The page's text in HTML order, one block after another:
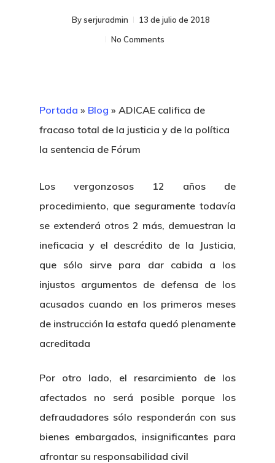
Byserjuradmin
13 de julio de 2018
No Comments
Portada » Blog » ADICAE califica de
fracaso total de la justicia y de la política
la sentencia de Fórum
Los vergonzosos 12 años de
procedimiento, que seguramente todavía
se extenderá otros 2 más, demuestran la
ineficacia y el descrédito de la Justicia,
que sólo sirve para dar cabida a los
injustos argumentos de defensa de los
acusados cuando en los primeros meses
de instrucción la estafa quedó plenamente
acreditada
Por otro lado, el resarcimiento de los
afectados no será posible porque los
defraudadores sólo responderán con sus
bienes embargados, insignificantes para
afrontar su responsabilidad civil